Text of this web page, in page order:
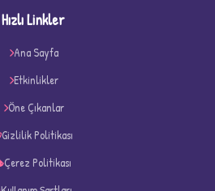
Hızlı Linkler
Ana Sayfa
Etkinlikler
Öne Çıkanlar
Gizlilik Politikası
Çerez Politikası